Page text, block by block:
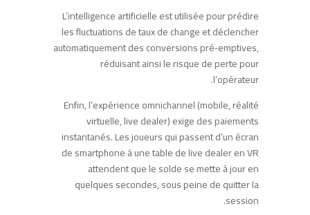
L’intelligence artificielle est utilisée pour prédire
les fluctuations de taux de change et déclencher
automatiquement des conversions pré‑emptives,
réduisant ainsi le risque de perte pour
l’opérateur.
Enfin, l’expérience omnichannel (mobile, réalité
virtuelle, live dealer) exige des paiements
instantanés. Les joueurs qui passent d’un écran
de smartphone à une table de live dealer en VR
attendent que le solde se mette à jour en
quelques secondes, sous peine de quitter la
session.